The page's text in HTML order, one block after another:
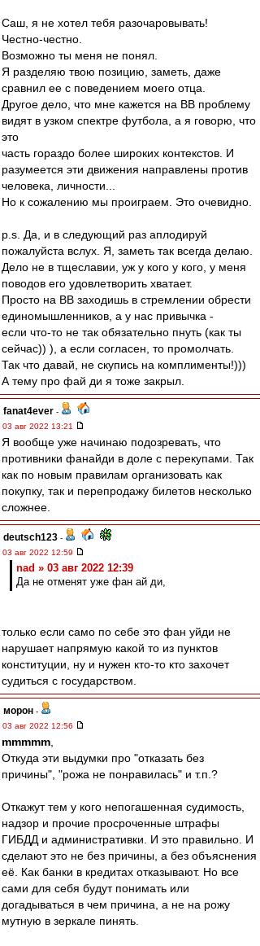
Саш, я не хотел тебя разочаровывать!
Честно-честно.
Возможно ты меня не понял.
Я разделяю твою позицию, заметь, даже
сравнил ее с поведением моего отца.
Другое дело, что мне кажется на ВВ проблему
видят в узком спектре футбола, а я говорю, что
это
часть гораздо более широких контекстов. И
разумеется эти движения направлены против
человека, личности...
Но к сожалению мы проиграем. Это очевидно.
p.s. Да, и в следующий раз аплодируй
пожалуйста вслух. Я, заметь так всегда делаю.
Дело не в тщеславии, уж у кого у кого, у меня
поводов его удовлетворить хватает.
Просто на ВВ заходишь в стремлении обрести
единомышленников, а у нас привычка -
если что-то не так обязательно пнуть (как ты
сейчас)) ), а если согласен, то промолчать.
Так что давай, не скупись на комплименты!)))
А тему про фай ди я тоже закрыл.
fanat4ever -
03 авг 2022 13:21
Я вообще уже начинаю подозревать, что
противники фанайди в доле с перекупами. Так
как по новым правилам организовать как
покупку, так и перепродажу билетов несколько
сложнее.
deutsch123 -
03 авг 2022 12:59
nad » 03 авг 2022 12:39
Да не отменят уже фан ай ди,
только если само по себе это фан уйди не
нарушает напрямую какой то из пунктов
конституции, ну и нужен кто-то кто захочет
судиться с государством.
морон -
03 авг 2022 12:56
mmmmm
Откуда эти выдумки про "отказать без
причины", "рожа не понравилась" и т.п.?
Откажут тем у кого непогашенная судимость,
надзор и прочие просроченные штрафы
ГИБДД и административки. И это правильно. И
сделают это не без причины, а без объяснения
её. Как банки в кредитах отказывают. Но все
сами для себя будут понимать или
догадываться в чем причина, а не на рожу
мутную в зеркале пинять.